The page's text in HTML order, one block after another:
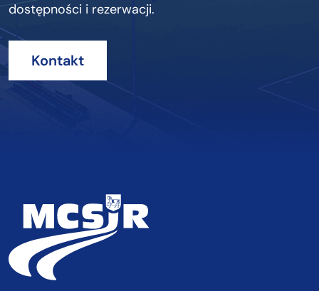
dostępności i rezerwacji.
Kontakt